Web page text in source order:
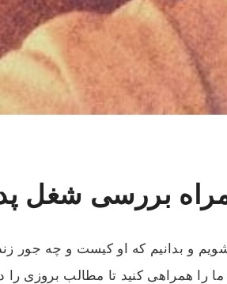
بررسی شغل
شویم و بدانیم که او کیست و چه جور
همراهی کنید تا مطالب بروزی را در